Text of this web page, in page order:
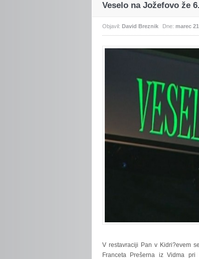
Veselo na Jožefovo že
Objavil: David Breznik Dne: marec
V restavraciji Pan v Kidri?evem
Franceta Prešerna iz Vidma